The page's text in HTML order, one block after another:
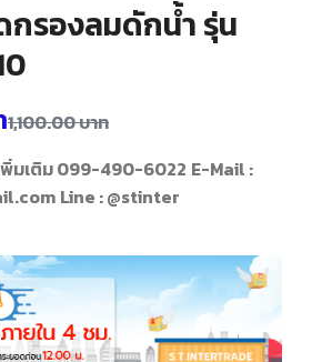
กรองลมดักน้ำ รุ่น
1,100.00บาท
พิ่มเติม 099-490-6022 E-Mail :
Line : @stinter